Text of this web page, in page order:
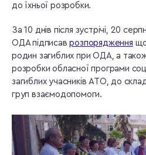
до їхньої розробки.
За 10 днів після зустрічі, 20
ОДА підписаврозпорядження
родин загиблих при ОДА, а також
розробки обласної програми
загиблих учасників АТО, до
груп взаємодопомоги.